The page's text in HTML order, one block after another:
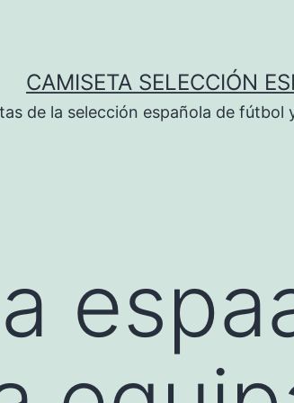
CAMISETA SELECCIÓN
de la selección española de